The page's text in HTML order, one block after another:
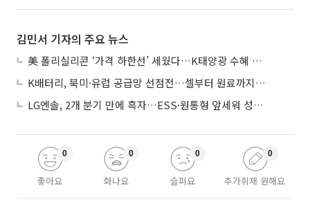
김민서 기자의 주요 뉴스
美 폴리실리콘 ‘가격 하한선’ 세웠다…K태양광 수혜 기대
K배터리, 북미·유럽 공급망 선점전…셀부터 원료까지 현지화
LG엔솔, 2개 분기 만에 흑자…ESS·원통형 앞세워 성장 가속
좋아요
0
화나요
0
슬퍼요
0
추가취재 원해요
0